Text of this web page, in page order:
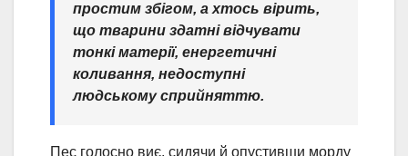
простим збігом, а хтось вірить,
що тварини здатні відчувати
тонкі матерії, енергетичні
коливання, недоступні
людському сприйняттю.
Пес голосно виє, сидячи й опустивши морду